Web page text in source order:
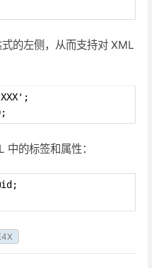
的左侧，从而支持对 XML
的标签和属性：